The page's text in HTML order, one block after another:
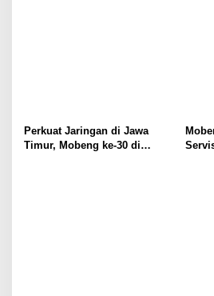
Perkuat Jaringan di Jawa
Timur, Mobeng ke-30 di